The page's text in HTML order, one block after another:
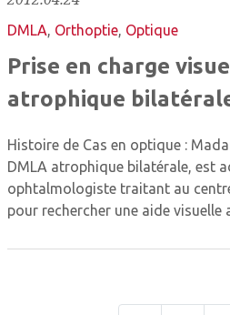
DMLA, Orthoptie, Optique
Prise en charge
atrophique
Histoire de Cas en optique :
DMLA atrophique bilatérale, est
ophtalmologiste traitant au
pour rechercher une aide visuelle